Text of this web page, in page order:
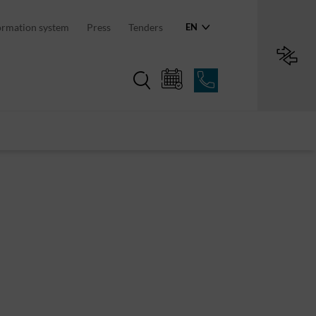
system Press Tenders EN